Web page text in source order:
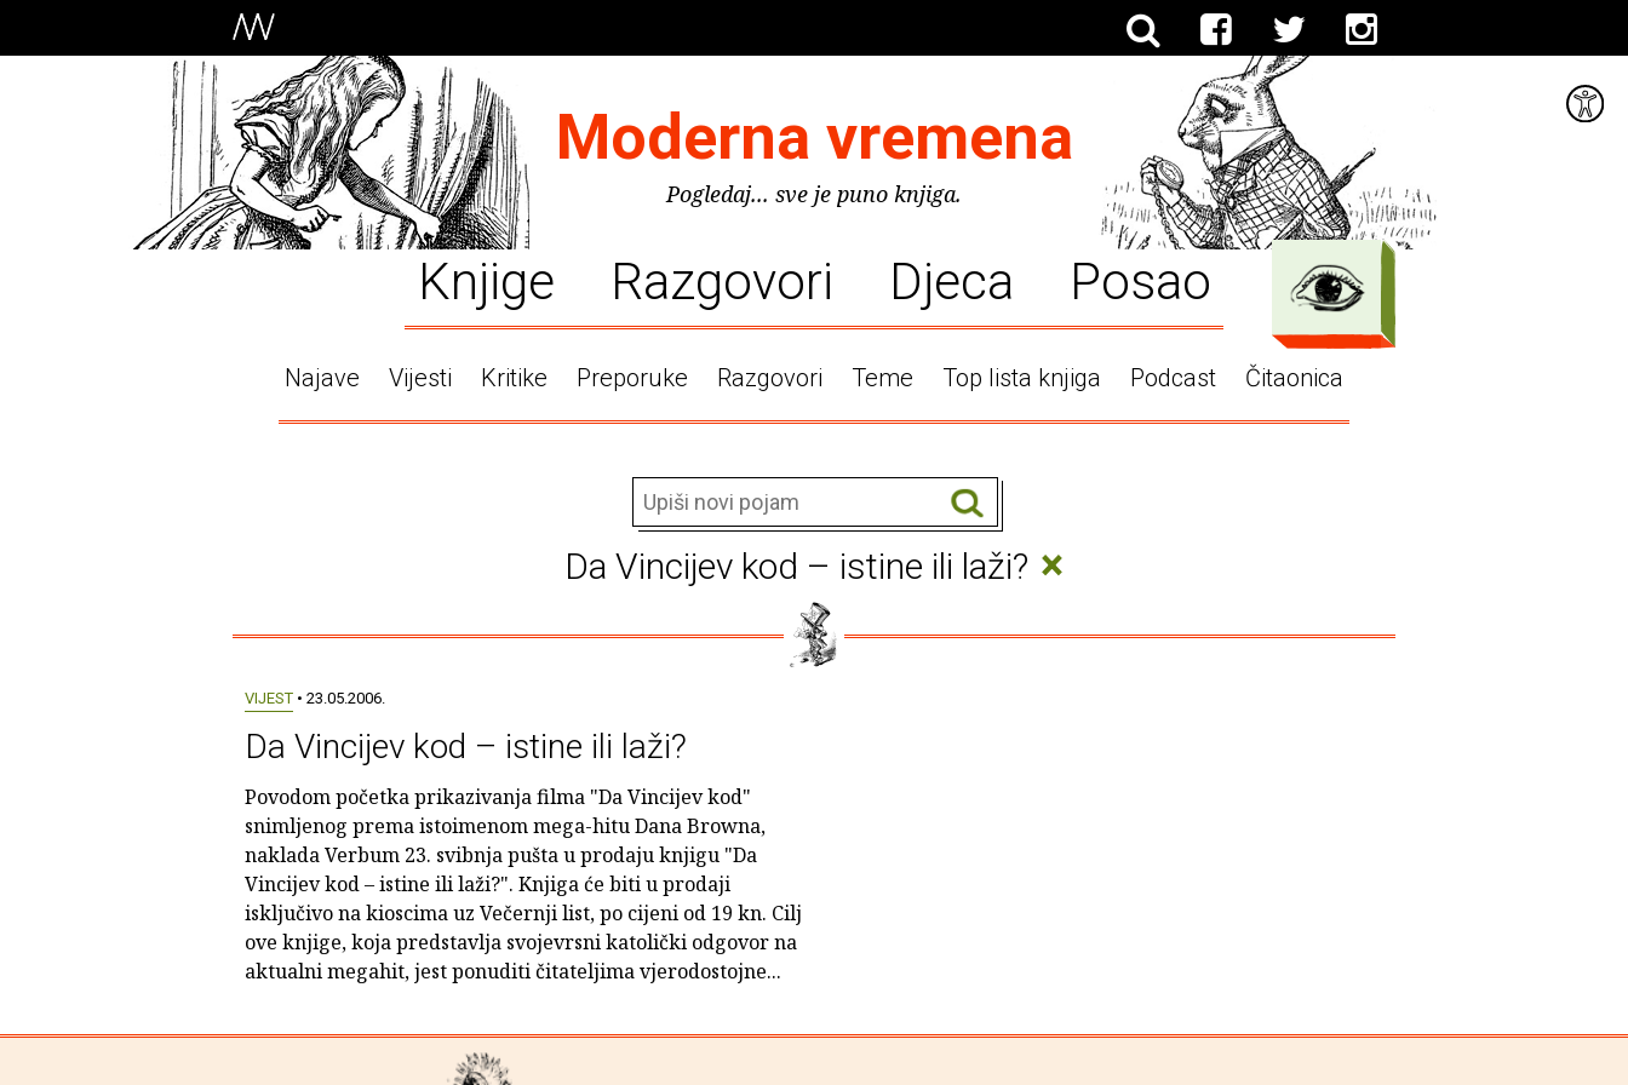
Moderna vremena
Pogledaj... sve je puno knjiga.
Knjige Razgovori Djeca Posao
Najave Vijesti Kritike Preporuke Razgovori Teme Top lista knjiga Podcast Čitaonica
Da Vincijev kod – istine ili laži? ×
VIJEST• 23.05.2006.
Da Vincijev kod – istine ili laži?
Povodom početka prikazivanja filma "Da Vincijev kod"
snimljenog prema istoimenom mega-hitu Dana Browna,
naklada Verbum 23. svibnja pušta u prodaju knjigu "Da
Vincijev kod – istine ili laži?". Knjiga će biti u prodaji
isključivo na kioscima uz Večernji list, po cijeni od 19 kn. Cilj
ove knjige, koja predstavlja svojevrsni katolički odgovor na
aktualni megahit, jest ponuditi čitateljima vjerodostojne...